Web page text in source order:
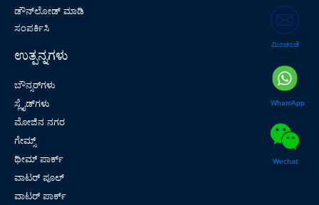
ಡೌನ್‌ಲೋಡ್ ಮಾಡಿ
ಸಂಪರ್ಕಿಸಿ
ಉತ್ಪನ್ನಗಳು
ಬೌನ್ಸರ್‌ಗಳು
ಸ್ಲೈಡ್‌ಗಳು
ಮೋಜಿನ ನಗರ
ಗೇಮ್ಸ್
ಥೀಮ್ ಪಾರ್ಕ್
ವಾಟರ್ ಪೂಲ್
ವಾಟರ್ ಪಾರ್ಕ್
ಮಿಂಚಂಚೆ
WhatsApp
Wechat